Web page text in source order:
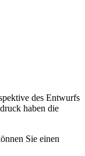
des Entwurfs
haben die
Sie einen